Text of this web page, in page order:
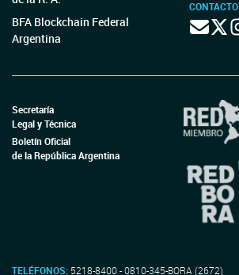
BFA Blockchain Federal
Argentina
CONTACTO
Secretaría
Legal y Técnica
Boletín Oficial
de la República Argentina
TELÉFONOS: 5218-8400 - 0810-345-BORA (2672)